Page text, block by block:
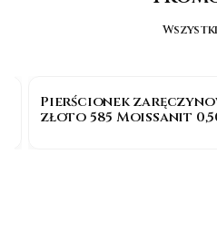
Pierścionek
złoto 585 Moissanit